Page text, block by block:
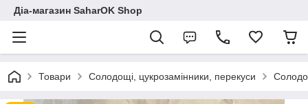
Діа-магазин SaharOK Shop
Товари Солодощі, цукрозамінники, перекуси